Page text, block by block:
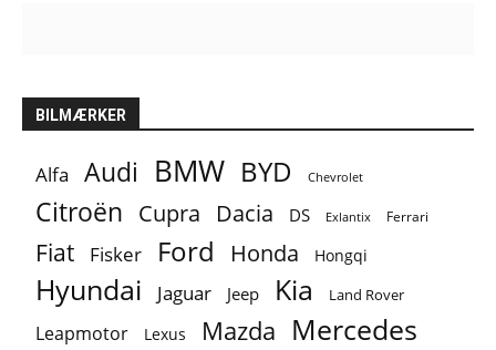
BILMÆRKER
Alfa Audi BMW BYD Chevrolet
Citroën Cupra Dacia DS Exlantix Ferrari
Fiat Fisker Ford Honda Hongqi
Hyundai Jaguar Jeep Kia Land Rover
Leapmotor Lexus Mazda Mercedes